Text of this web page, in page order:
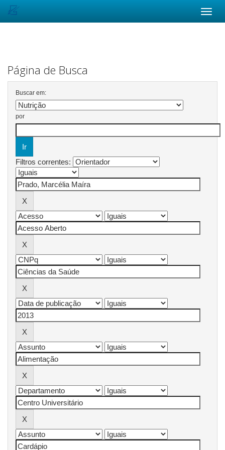
Página de Busca
Buscar em:
por
Filtros correntes: